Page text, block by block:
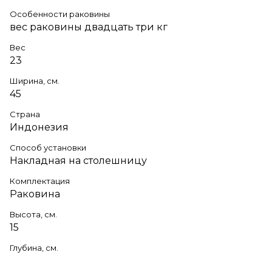
Особенности раковины
вес раковины двадцать три кг
Вес
23
Ширина, см.
45
Страна
Индонезия
Способ установки
Накладная на столешницу
Комплектация
Раковина
Высота, см.
15
Глубина, см.